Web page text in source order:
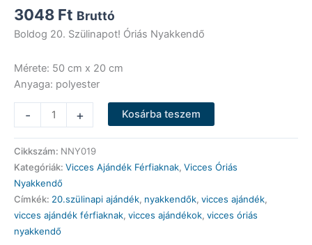
3048 Ft Bruttó
Boldog 20. Szülinapot! Óriás Nyakkendő
Mérete: 50 cm x 20 cm
Anyaga: polyester
-
Óriás
Nyakkendő
-
Boldog
20.
Szülinapot!
kék
-
+ Kosárba teszem
Cikkszám: NNY019
Kategóriák: Vicces Ajándék Férfiaknak, Vicces Óriás
Nyakkendő
Címkék: 20.szülinapi ajándék, nyakkendők, vicces ajándék,
vicces ajándék férfiaknak, vicces ajándékok, vicces óriás
nyakkendő